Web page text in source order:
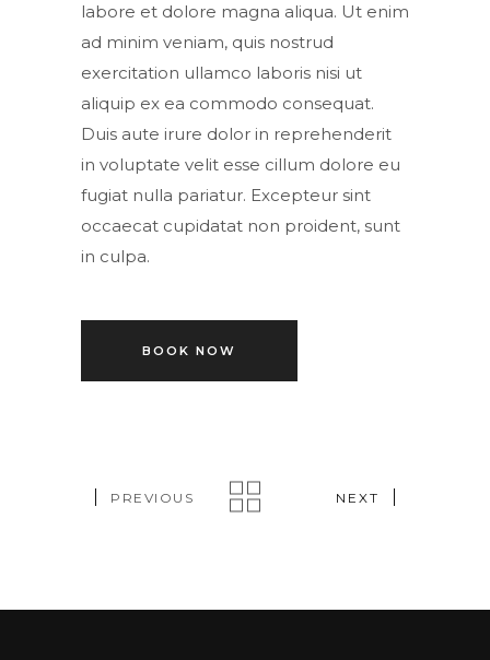
labore et dolore magna aliqua. Ut enim
ad minim veniam, quis nostrud
exercitation ullamco laboris nisi ut
aliquip ex ea commodo consequat.
Duis aute irure dolor in reprehenderit
in voluptate velit esse cillum dolore eu
fugiat nulla pariatur. Excepteur sint
occaecat cupidatat non proident, sunt
in culpa.
BOOK NOW
PREVIOUS NEXT